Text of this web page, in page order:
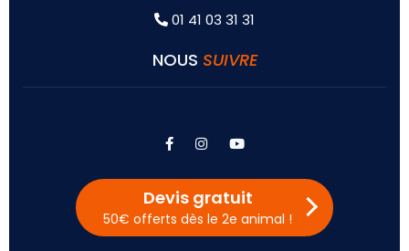
01 41 03 31 31
NOUS SUIVRE
facebookinstagramyoutube
Devis gratuit
50€ offerts dès le 2e animal !